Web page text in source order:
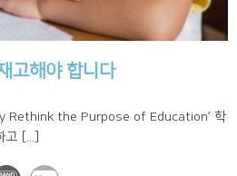
고해야 합니다
Rethink the Purpose of Education’ 학
고 [...]